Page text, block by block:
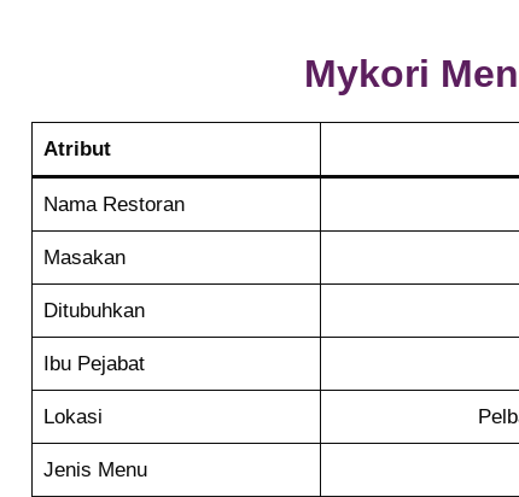
Mykori
Atribut
Nama Restoran
Masakan
Ditubuhkan
Ibu Pejabat
Lokasi
Jenis Menu